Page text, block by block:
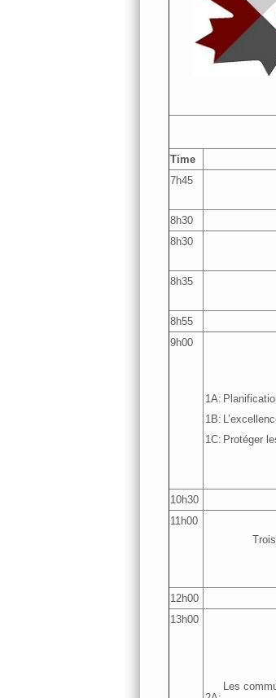
Time
7h45
8h30
8h30
8h35
8h55
9h00
1A:
1B:
1C: Protéger
10h30
11h00
12h00
13h00
Les